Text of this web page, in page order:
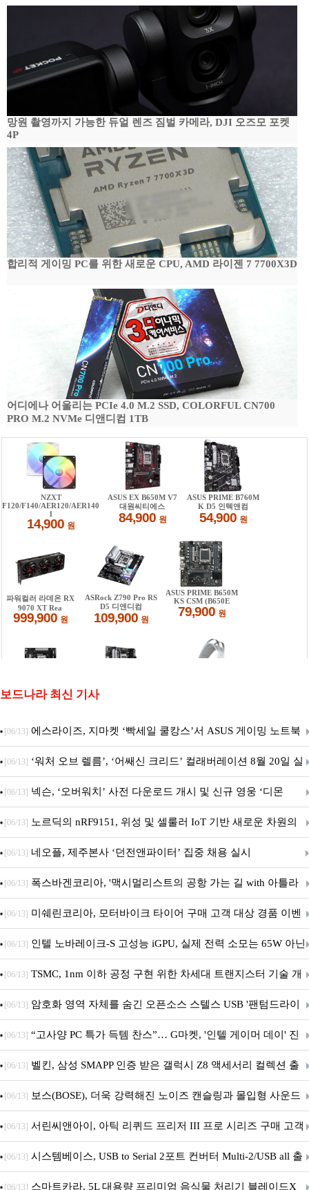
망원 촬영까지 가능한 듀얼 렌즈 짐벌 카메라, DJI 오즈모 포켓
4P
합리적 게이밍 PC를 위한 새로운 CPU, AMD 라이젠 7 7700X3D
어디에나 어울리는 PCIe 4.0 M.2 SSD, COLORFUL CN700
PRO M.2 NVMe 디앤디컴 1TB
보드나라 최신 기사
[06/13] 에스라이즈, 지마켓 ‘빡세일 쿨캉스’서 ASUS 게이밍 노트북
특별 프로모션 진행
[06/13] ‘워처 오브 렐름’, ‘어쌔신 크리드’ 컬래버레이션 8월 20일 실
시
[06/13] 넥슨, ‘오버워치’ 사전 다운로드 개시 및 신규 영웅 ‘디몬
(D.Mon)’ 공개!
[06/13] 노르딕의 nRF9151, 위성 및 셀룰러 IoT 기반 새로운 차원의
커넥티드 기기 개발 지원
[06/13] 네오플, 제주본사 ‘던전앤파이터’ 집중 채용 실시
[06/13] 폭스바겐코리아, '맥시멀리스트의 공항 가는 길 with 아틀라
스' 이벤트 실시
[06/13] 미쉐린코리아, 모터바이크 타이어 구매 고객 대상 경품 이벤
트 진행
[06/13] 인텔 노바레이크-S 고성능 iGPU, 실제 전력 소모는 65W 아닌
40W?
[06/13] TSMC, 1nm 이하 공정 구현 위한 차세대 트랜지스터 기술 개
발
[06/13] 암호화 영역 자체를 숨긴 오픈소스 스텔스 USB '팬텀드라이
브' 공개
[06/13] “고사양 PC 특가 득템 찬스”… G마켓, '인텔 게이머 데이' 진
행
[06/13] 벨킨, 삼성 SMAPP 인증 받은 갤럭시 Z8 액세서리 컬렉션 출
시
[06/13] 보스(BOSE), 더욱 강력해진 노이즈 캔슬링과 몰입형 사운드
의 ‘QC 헤드폰 2세대’ 출시
[06/13] 서린씨앤아이, 아틱 리퀴드 프리저 III 프로 시리즈 구매 고객
대상 P12 프로 PST 증정 프로모션 진행
[06/13] 시스템베이스, USB to Serial 2포트 컨버터 Multi-2/USB all 출
시
[06/13] 스마트카라, 5L 대용량 프리미엄 음식물 처리기 블레이드X